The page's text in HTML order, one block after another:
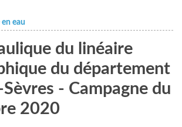
en eau
du linéaire
du département
- Campagne du
2020